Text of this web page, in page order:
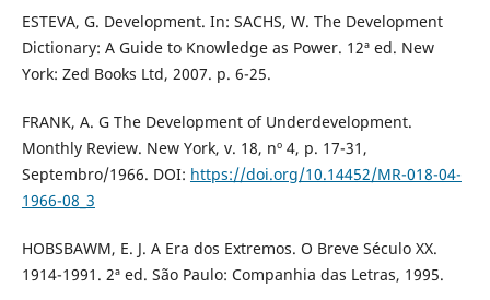
ESTEVA, G. Development. In: SACHS, W. The Development
Dictionary: A Guide to Knowledge as Power. 12ª ed. New
York: Zed Books Ltd, 2007. p. 6-25.
FRANK, A. G The Development of Underdevelopment.
Monthly Review. New York, v. 18, nº 4, p. 17-31,
Septembro/1966. DOI: https://doi.org/10.14452/MR-018-04-
1966-08_3
HOBSBAWM, E. J. A Era dos Extremos. O Breve Século XX.
1914-1991. 2ª ed. São Paulo: Companhia das Letras, 1995.